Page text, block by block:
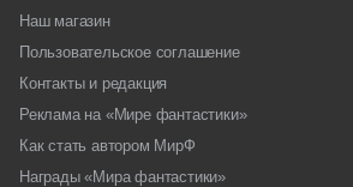
Наш магазин
Пользовательское соглашение
Контакты и редакция
Реклама на «Мире фантастики»
Как стать автором МирФ
Награды «Мира фантастики»